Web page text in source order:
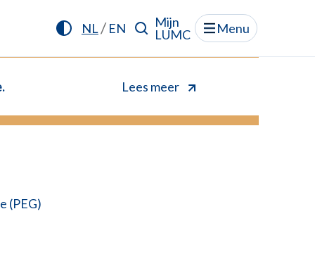
NL/ EN
Mijn
LUMC
Menu
Lees meer
(PEG)